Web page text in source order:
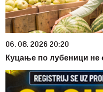
06. 08. 2026 20:20
Куцање по лубеници не